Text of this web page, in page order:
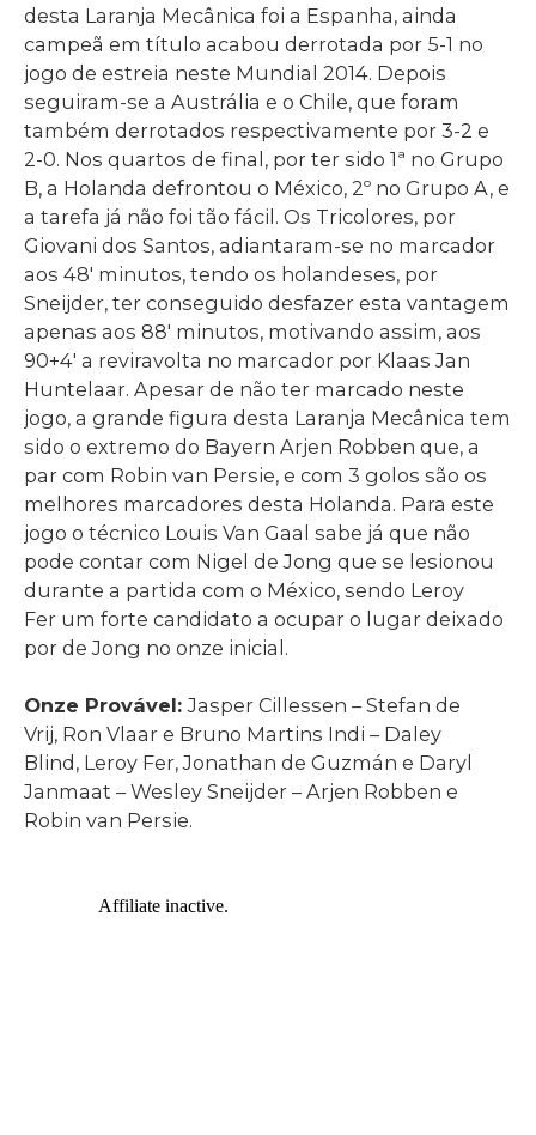
desta Laranja Mecânica foi a Espanha, ainda
campeã em título acabou derrotada por 5-1 no
jogo de estreia neste Mundial 2014. Depois
seguiram-se a Austrália e o Chile, que foram
também derrotados respectivamente por 3-2 e
2-0. Nos quartos de final, por ter sido 1ª no Grupo
B, a Holanda defrontou o México, 2º no Grupo A, e
a tarefa já não foi tão fácil. Os Tricolores, por
Giovani dos Santos, adiantaram-se no marcador
aos 48′ minutos, tendo os holandeses, por
Sneijder, ter conseguido desfazer esta vantagem
apenas aos 88′ minutos, motivando assim, aos
90+4′ a reviravolta no marcador por Klaas Jan
Huntelaar. Apesar de não ter marcado neste
jogo, a grande figura desta Laranja Mecânica tem
sido o extremo do Bayern Arjen Robben que, a
par com Robin van Persie, e com 3 golos são os
melhores marcadores desta Holanda. Para este
jogo o técnico Louis Van Gaal sabe já que não
pode contar com Nigel de Jong que se lesionou
durante a partida com o México, sendo Leroy
Fer um forte candidato a ocupar o lugar deixado
por de Jong no onze inicial.
Onze Provável:Jasper Cillessen – Stefan de
Vrij, Ron Vlaar e Bruno Martins Indi – Daley
Blind, Leroy Fer, Jonathan de Guzmán e Daryl
Janmaat – Wesley Sneijder – Arjen Robben e
Robin van Persie.